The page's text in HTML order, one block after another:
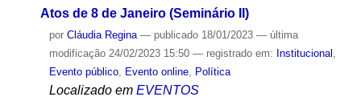
Atos de 8 de Janeiro (Seminário II)
por Cláudia Regina — publicado18/01/2023 — última
modificação24/02/2023 15:50 — registrado em: Institucional
Evento público, Evento online, Política
Localizado em EVENTOS